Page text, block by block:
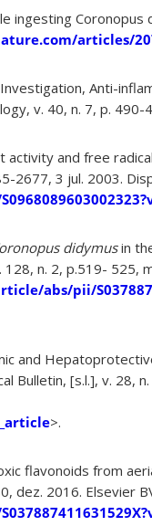
ingesting Coronopus
articles/
Investigation, Anti-
v. 40, n. 7, p.
activity and free
2677, 3 jul. 2003.
didymusin
n. 2, p.519- 525,
abs/pii/
and
Bulletin, [s.l.], v. 28,
>.
flavonoids from
dez. 2016. Elsevier